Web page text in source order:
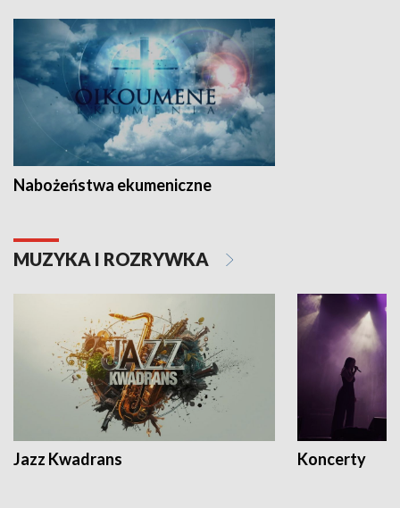
Nabożeństwa ekumeniczne
MUZYKA I ROZRYWKA
Jazz Kwadrans Koncerty